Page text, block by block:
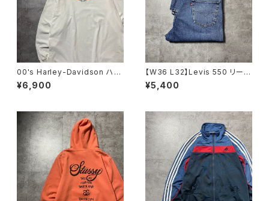
00's Harley-Davidson ハー
レーダビッドソン スカル セン
ター刺繍ロゴ ホワイト 白
¥6,900
【W36 L32】Levis 550 リーバ
イス ジッパーフライ バギ
ー テーパード 140周年 デ
¥5,400